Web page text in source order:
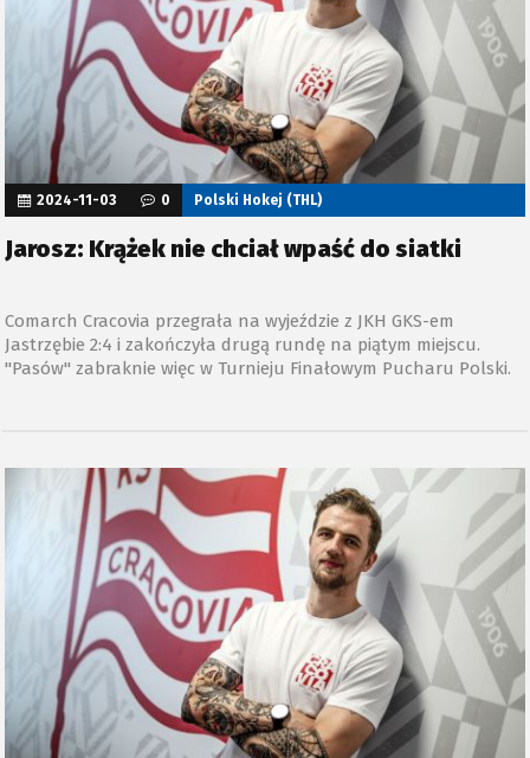
Jarosz: Krążek nie chciał wpaść do siatki
Comarch Cracovia przegrała na wyjeździe z JKH GKS-em
Jastrzębie 2:4 i zakończyła drugą rundę na piątym miejscu.
"Pasów" zabraknie więc w Turnieju Finałowym Pucharu Polski.
2024-11-03 0 Polski Hokej (THL)